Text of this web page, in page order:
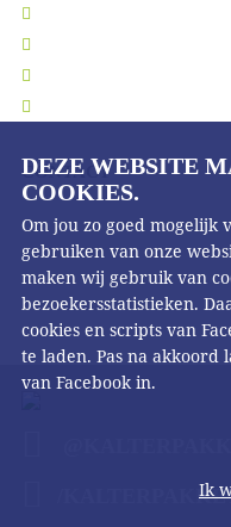
CONTACT
Kalter Pakketten
Tasveld 26 8271 RW
IJsselmuiden
T
0683549543
/
DEZE WEBSITE
COOKIES.
Om jou zo goed mogelijk
gebruiken van onze
maken wij gebruik van
bezoekersstatistieken.
cookies en scripts van
te laden. Pas na akkoord
van Facebook in.
Ik